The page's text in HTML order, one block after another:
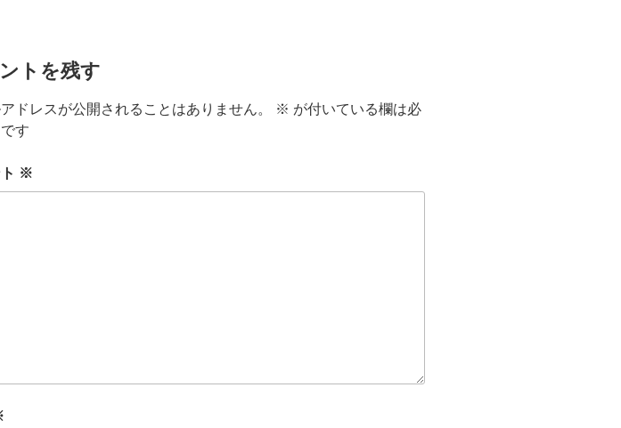
トを残す
ドレスが公開されることはありません。 ※ が付いている欄は必
す
※